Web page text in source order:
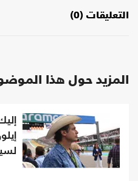
التعليقات (0)
المزيد حول هذا